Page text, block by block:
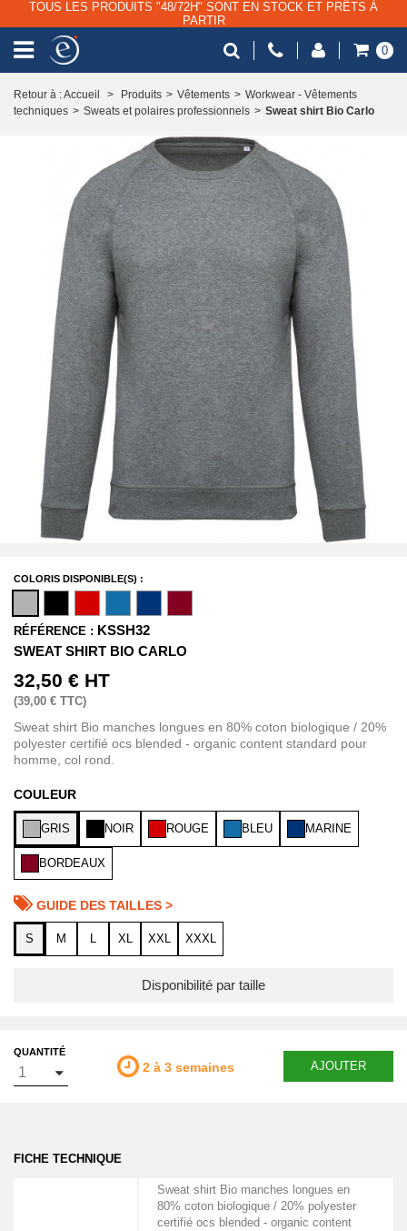
TOUS LES PRODUITS "48/72H" SONT EN STOCK ET PRÊTS À
PARTIR
0
Retour à : Accueil > Produits > Vêtements > Workwear - Vêtements
techniques > Sweats et polaires professionnels > Sweat shirt Bio Carlo
COLORIS DISPONIBLE(S) :
RÉFÉRENCE : KSSH32
SWEAT SHIRT BIO CARLO
32,50 € HT
(39,00 € TTC)
Sweat shirt Bio manches longues en 80% coton biologique / 20%
polyester certifié ocs blended - organic content standard pour
homme, col rond.
COULEUR
GRIS NOIR ROUGE BLEU MARINE
BORDEAUX
GUIDE DES TAILLES >
S M L XL XXL XXXL
Disponibilité par taille
QUANTITÉ
2 à 3 semaines AJOUTER
FICHE TECHNIQUE
Sweat shirt Bio manches longues en
80% coton biologique / 20% polyester
certifié ocs blended - organic content